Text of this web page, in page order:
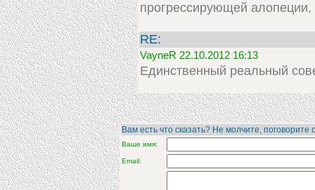
прогрессирующей
RE:
VayneR 22.10.2012 16:13
Единственный реальный
Вам есть что сказать? Не молчите, поговорите
Ваше имя:
Email: